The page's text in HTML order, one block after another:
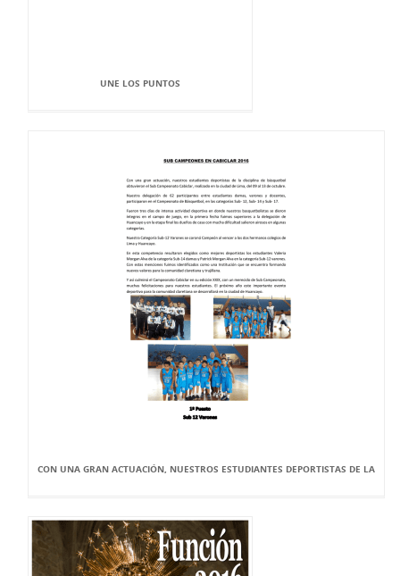
UNE LOS PUNTOS
CON UNA GRAN ACTUACIÓN, NUESTROS ESTUDIANTES DEPORTISTAS DE LA